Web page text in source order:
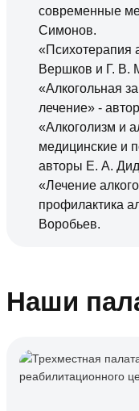
современные
Симонов.
«Психотерапия
Вершков и Г. В.
«Алкогольная
лечение» -
«Алкоголизм и
медицинские и
авторы Е. А.
«Лечение
профилактика
Воробьев.
Наши